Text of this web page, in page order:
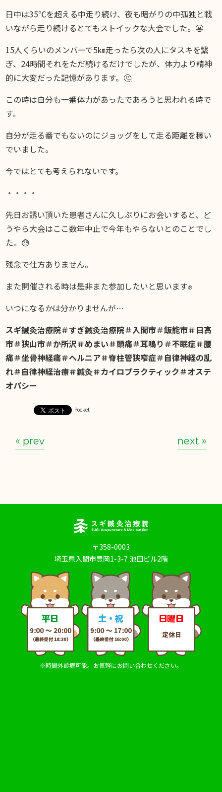
日中は35℃を超える中走り続け、夜も暗がりの中孤独と戦
いながら走り続けるとてもストイックな大会でした。😬
15人くらいのメンバーで5㎞走ったら次の人にタスキを繋
ぎ、24時間それをただ続けるだけでしたが、体力より精神
的に大変だった記憶があります。🤔
この時は自分も一番体力があったであろうと思われる時で
す。
自分が走る番でもないのにジョッグをして走る距離を稼い
でいました。
今ではとても考えられないです。
・・・・
先日お誘い頂いた患者さんに久しぶりにお会いすると、ど
うやら大会はここ数年中止で今年もやらないとのことでし
た。😓
残念で仕方ありません。
また開催される時は是非また参加したいと思います✊
いつになるかは分かりませんが…
スギ鍼灸治療院＃すぎ鍼灸治療院＃入間市＃飯能市＃日高
市＃狭山市＃か所沢＃めまい＃頭痛＃耳鳴り＃不眠症＃腰
痛＃坐骨神経痛＃ヘルニア＃脊柱管狭窄症＃自律神経の乱
れ＃自律神経治療＃鍼灸＃カイロプラクティック＃オステ
オパシー
Pocket
« prev next »
〒358-0003
埼玉県入間市豊岡1-3-7 池田ビル2階
※時間外診療可能。お気軽にお問い合わせください。